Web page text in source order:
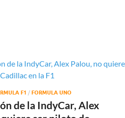
F1 / FORMULA UNO
de la IndyCar, Alex